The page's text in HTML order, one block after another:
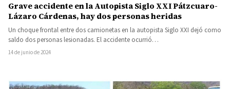
Grave accidente en la Autopista Siglo XXI Pátzcuaro-
Lázaro Cárdenas, hay dos personas heridas
Un choque frontal entre dos camionetas en la autopista Siglo XXI dejó como
saldo dos personas lesionadas. El accidente ocurrió…
14 de junio de 2024